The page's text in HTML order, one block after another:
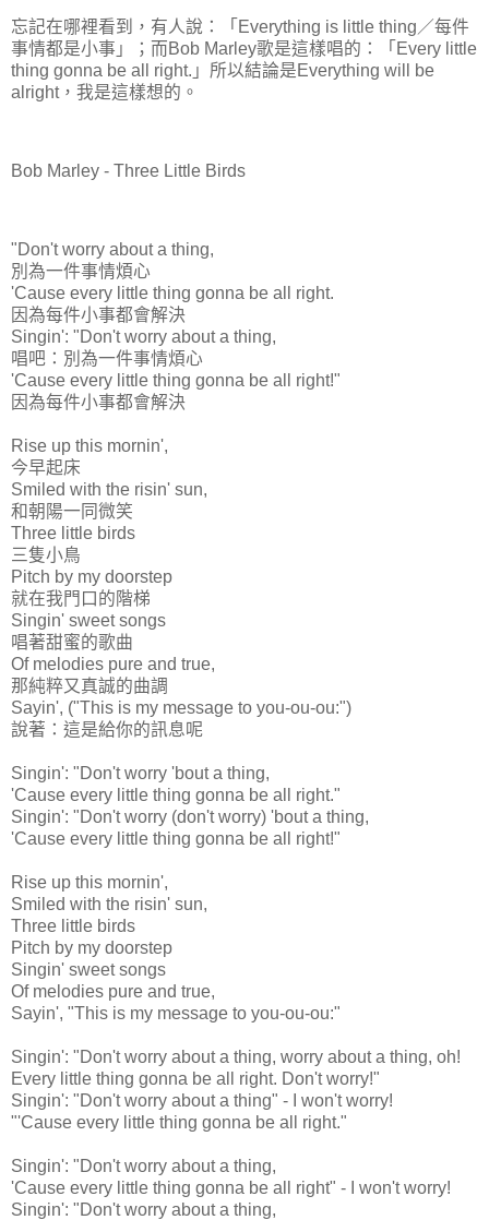
忘記在哪裡看到，有人說：「Everything is little thing／每件
事情都是小事」；而Bob Marley歌是這樣唱的：「Every little
thing gonna be all right.」所以結論是Everything will be
alright，我是這樣想的。
Bob Marley - Three Little Birds
"Don't worry about a thing,
別為一件事情煩心
'Cause every little thing gonna be all right.
因為每件小事都會解決
Singin': "Don't worry about a thing,
唱吧：別為一件事情煩心
'Cause every little thing gonna be all right!"
因為每件小事都會解決
Rise up this mornin',
今早起床
Smiled with the risin' sun,
和朝陽一同微笑
Three little birds
三隻小鳥
Pitch by my doorstep
就在我門口的階梯
Singin' sweet songs
唱著甜蜜的歌曲
Of melodies pure and true,
那純粹又真誠的曲調
Sayin', ("This is my message to you-ou-ou:")
說著：這是給你的訊息呢
Singin': "Don't worry 'bout a thing,
'Cause every little thing gonna be all right."
Singin': "Don't worry (don't worry) 'bout a thing,
'Cause every little thing gonna be all right!"
Rise up this mornin',
Smiled with the risin' sun,
Three little birds
Pitch by my doorstep
Singin' sweet songs
Of melodies pure and true,
Sayin', "This is my message to you-ou-ou:"
Singin': "Don't worry about a thing, worry about a thing, oh!
Every little thing gonna be all right. Don't worry!"
Singin': "Don't worry about a thing" - I won't worry!
"'Cause every little thing gonna be all right."
Singin': "Don't worry about a thing,
'Cause every little thing gonna be all right" - I won't worry!
Singin': "Don't worry about a thing,